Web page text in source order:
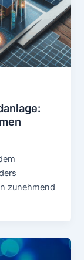
zunehmend